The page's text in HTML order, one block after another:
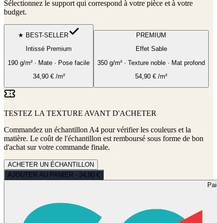
Sélectionnez le support qui correspond à votre pièce et à votre
budget.
★ BEST-SELLER
Intissé Premium
190 g/m² · Mate · Pose facile
34,90€/m²
PREMIUM
Effet Sable
350 g/m² · Texture noble · Mat profond
54,90 € /m²
TESTEZ LA TEXTURE AVANT D'ACHETER
Commandez un échantillon A4 pour vérifier les couleurs et la
matière. Le coût de l'échantillon est remboursé sous forme de bon
d'achat sur votre commande finale.
ACHETER UN ÉCHANTILLON
AJOUTER AU PANIER - 34,90 €